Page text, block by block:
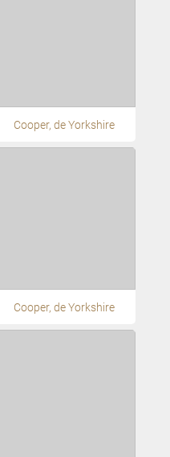
Cooper, de Yorkshire
Cooper, de Yorkshire